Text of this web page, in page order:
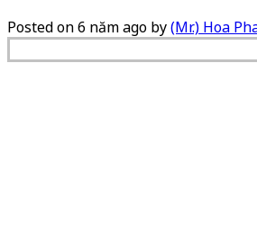
Posted on6 năm ago by(Mr.) Hoa